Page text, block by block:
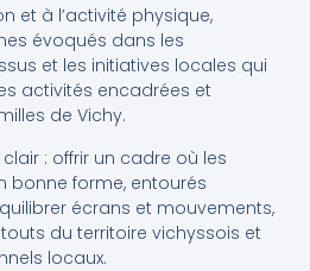
et à l’activité physique,
évoqués dans les
et les initiatives locales qui
activités encadrées et
de Vichy.
clair : offrir un cadre où les
bonne forme, entourés
écrans et mouvements,
du territoire vichyssois et
locaux.